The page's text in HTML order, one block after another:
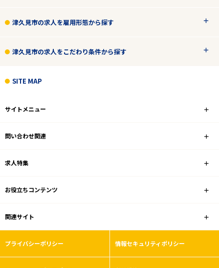
津久見市の求人を雇用形態から探す
津久見市の求人をこだわり条件から探す
SITE MAP
サイトメニュー
問い合わせ関連
求人特集
お役立ちコンテンツ
関連サイト
プライバシーポリシー 情報セキュリティポリシー